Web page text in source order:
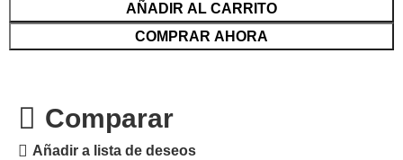
AÑADIR AL CARRITO
COMPRAR AHORA
Comparar
Añadir a lista de deseos